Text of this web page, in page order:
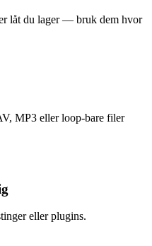
låt du lager — bruk dem hvor
MP3 eller loop-bare filer
eller plugins.